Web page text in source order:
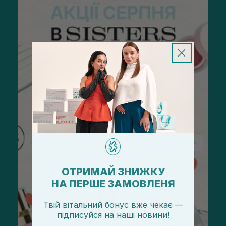
ОТРИМАЙ ЗНИЖКУ
НА ПЕРШЕ ЗАМОВЛЕНЯ
Твій вітальний бонус вже чекає —
підписуйся на наші новини!